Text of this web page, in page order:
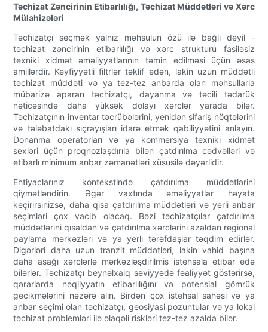
Təchizat Zəncirinin Etibarlılığı, Təchizat Müddətləri və Xərc
Mülahizələri
Təchizatçı seçmək yalnız məhsulun özü ilə bağlı deyil -
təchizat zəncirinin etibarlılığı və xərc strukturu fasiləsiz
texniki xidmət əməliyyatlarının təmin edilməsi üçün əsas
amillərdir. Keyfiyyətli filtrlər təklif edən, lakin uzun müddətli
təchizat müddəti və ya tez-tez anbarda olan məhsullarla
mübarizə aparan təchizatçı, dayanma və təcili tədarük
nəticəsində daha yüksək dolayı xərclər yarada bilər.
Təchizatçının inventar təcrübələrini, yenidən sifariş nöqtələrini
və tələbatdakı sıçrayışları idarə etmək qabiliyyətini anlayın.
Donanma operatorları və ya kommersiya texniki xidmət
sexləri üçün proqnozlaşdırıla bilən çatdırılma cədvəlləri və
etibarlı minimum anbar zəmanətləri xüsusilə dəyərlidir.
Ehtiyaclarınız kontekstində çatdırılma müddətlərini
qiymətləndirin. Əgər vaxtında əməliyyatlar həyata
keçirirsinizsə, daha qısa çatdırılma müddətləri və yerli anbar
seçimləri çox vacib olacaq. Bəzi təchizatçılar çatdırılma
müddətlərini qısaldan və çatdırılma xərclərini azaldan regional
paylama mərkəzləri və ya yerli tərəfdaşlar təqdim edirlər.
Digərləri daha uzun tranzit müddətləri, lakin vahid başına
daha aşağı xərclərlə mərkəzləşdirilmiş istehsala etibar edə
bilərlər. Təchizatçı beynəlxalq səviyyədə fəaliyyət göstərirsə,
qərarlarda nəqliyyatın etibarlılığını və potensial gömrük
gecikmələrini nəzərə alın. Birdən çox istehsal sahəsi və ya
anbar seçimi olan təchizatçı, geosiyasi pozuntular və ya lokal
təchizat problemləri ilə əlaqəli riskləri tez-tez azalda bilər.